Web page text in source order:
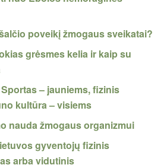
poveikį žmogaus sveikatai?
grėsmes kelia ir kaip su
– jauniems, fizinis
kultūra – visiems
nauda žmogaus organizmui
gyventojų fizinis
arba vidutinis